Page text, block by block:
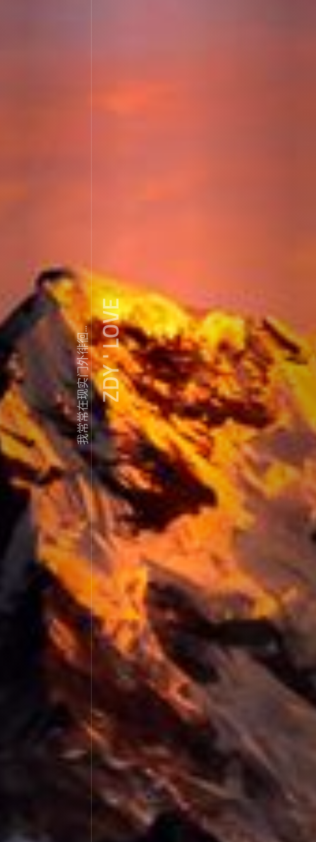
我常常在现实门外徘徊...ZDY ' LOVE